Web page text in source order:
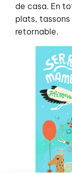
de casa. En
plats, tassons
retornable.